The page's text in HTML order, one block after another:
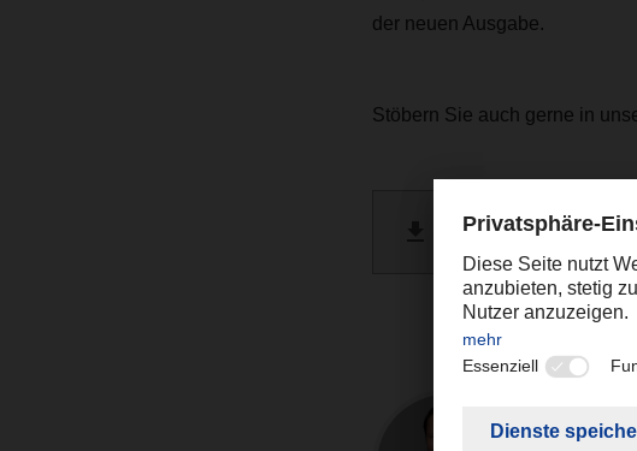
der neuen Ausgabe.
Stöbern Sie auch gerne in
DACHSER
Kontakt